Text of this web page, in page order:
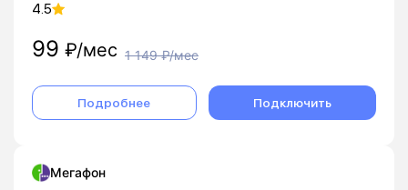
4.5
99 ₽/мес 1 149₽/мес
Подробнее Подключить
Мегафон